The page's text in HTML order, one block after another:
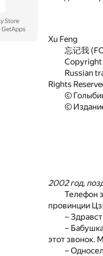
Store
GetApps
Xu Feng
忘记我
Copyright
Russian
Rights
©
©
2002 год,
Телефон
провинции
–
–
этот звонок.
–